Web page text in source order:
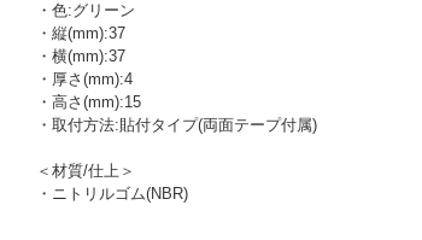
・色:グリーン
・縦(mm):37
・横(mm):37
・厚さ(mm):4
・高さ(mm):15
・取付方法:貼付タイプ(両面テープ付属)
＜材質/仕上＞
・ニトリルゴム(NBR)